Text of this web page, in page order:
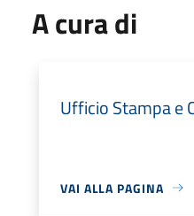
A cura di
Ufficio Stampa e
VAI ALLA PAGINA